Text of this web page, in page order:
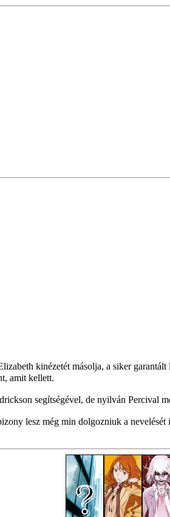
kinézetét másolja, a siker garantált
amit kellett.
segítségével, de nyilván Percival
lesz még min dolgozniuk a